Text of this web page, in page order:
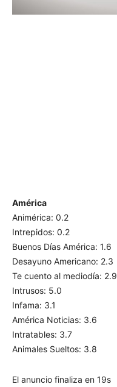
América
Animérica: 0.2
Intrepidos: 0.2
Buenos Días América: 1.6
Desayuno Americano: 2.3
Te cuento al mediodía: 2.9
Intrusos: 5.0
Infama: 3.1
América Noticias: 3.6
Intratables: 3.7
Animales Sueltos: 3.8
El anuncio finaliza en 19s